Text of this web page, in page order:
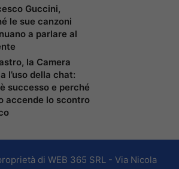
Guccini,
le sue canzoni
a parlare al
la Camera
l’uso della chat:
successo e perché
accende lo scontro
di WEB 365 SRL - Via Nicola